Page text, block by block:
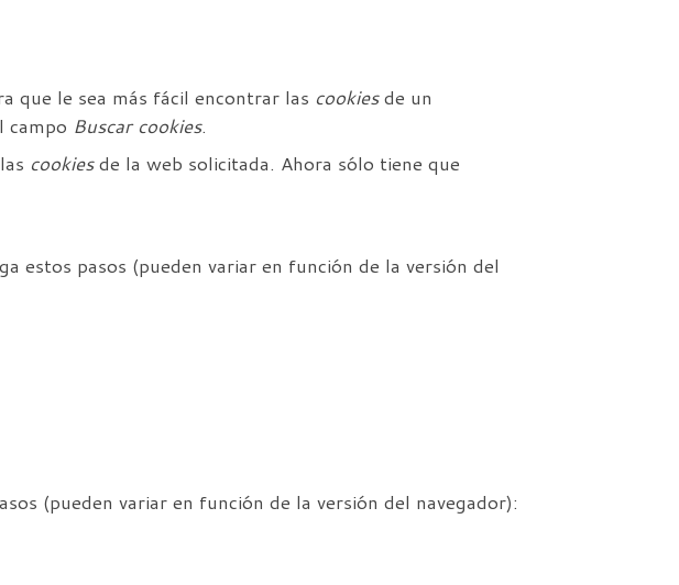
que le sea más fácil encontrar las cookiesde un
campo Buscar cookies.
cookiesde la web solicitada. Ahora sólo tiene que
estos pasos (pueden variar en función de la versión del
(pueden variar en función de la versión del navegador):